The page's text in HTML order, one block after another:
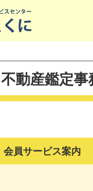
動産鑑定事
会員サービス案内